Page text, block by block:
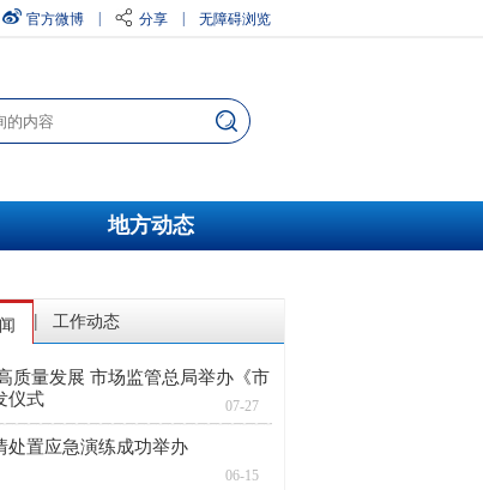
官方微博 分享 无障碍浏览
地方动态
| 工作动态
质量发展 市场监管总局举办《市
仪式
07-27
置应急演练成功举办
06-15